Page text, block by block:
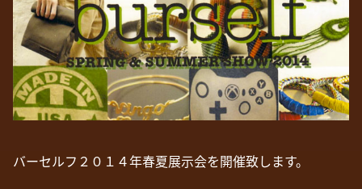
バーセルフ２０１４年春夏展示会を開催致します。